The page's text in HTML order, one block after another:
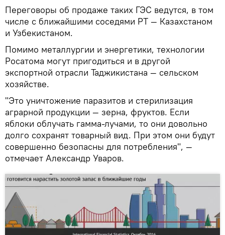
Переговоры об продаже таких ГЭС ведутся, в том
числе с ближайшими соседями РТ — Казахстаном
и Узбекистаном.
Помимо металлургии и энергетики, технологии
Росатома могут пригодиться и в другой
экспортной отрасли Таджикистана — сельском
хозяйстве.
"Это уничтожение паразитов и стерилизация
аграрной продукции — зерна, фруктов. Если
яблоки облучать гамма-лучами, то они довольно
долго сохранят товарный вид. При этом они будут
совершенно безопасны для потребления", —
отмечает Александр Уваров.